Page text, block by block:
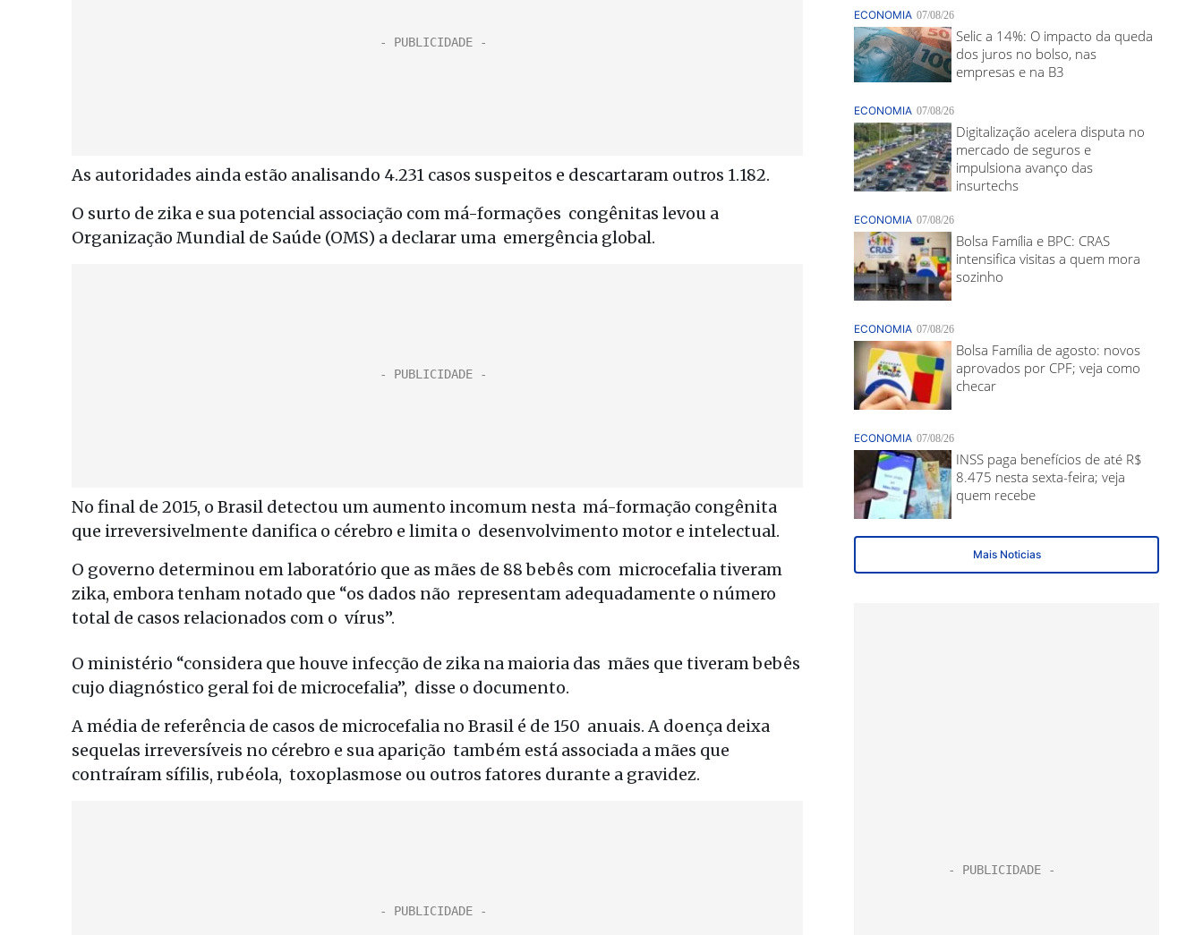
As autoridades ainda estão analisando 4.231 casos suspeitos e descartaram outros 1.182.
O surto de zika e sua potencial associação com má-formações congênitas levou a
Organização Mundial de Saúde (OMS) a declarar uma emergência global.
No final de 2015, o Brasil detectou um aumento incomum nesta má-formação congênita
que irreversivelmente danifica o cérebro e limita o desenvolvimento motor e intelectual.
O governo determinou em laboratório que as mães de 88 bebês com microcefalia tiveram
zika, embora tenham notado que “os dados não representam adequadamente o número
total de casos relacionados com o vírus”.
O ministério “considera que houve infecção de zika na maioria das mães que tiveram bebês
cujo diagnóstico geral foi de microcefalia”, disse o documento.
A média de referência de casos de microcefalia no Brasil é de 150 anuais. A doença deixa
sequelas irreversíveis no cérebro e sua aparição também está associada a mães que
contraíram sífilis, rubéola, toxoplasmose ou outros fatores durante a gravidez.